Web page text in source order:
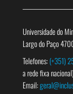
Universidade do
Largo do Paço
Telefones:(+351)
a rede fixa nacional)
Email: